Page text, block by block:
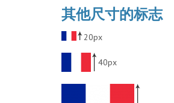
其他尺寸的标志
20px
40px